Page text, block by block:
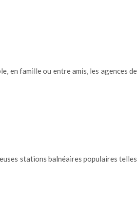
en famille ou entre amis, les agences de
stations balnéaires populaires telles